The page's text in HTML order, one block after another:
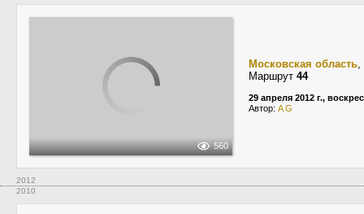
560
Московская область,
Маршрут 44
29 апреля 2012 г.,
Автор: A G
2012
2010